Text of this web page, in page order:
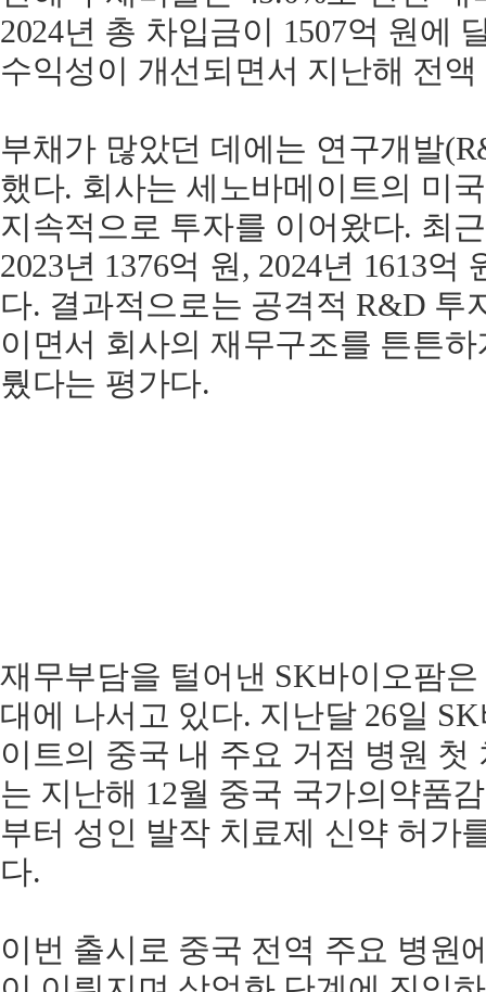
2024년 총 차입금이 1507억 원에
수익성이 개선되면서 지난해 전
부채가 많았던 데에는 연구개발
했다. 회사는 세노바메이트의 미
지속적으로 투자를 이어왔다. 최
2023년 1376억 원, 2024년 1613억
다. 결과적으로는 공격적 R&D 투
이면서 회사의 재무구조를 튼튼
뤘다는 평가다.
재무부담을 털어낸 SK바이오팜
대에 나서고 있다. 지난달 26일
이트의 중국 내 주요 거점 병원 첫
는 지난해 12월 중국 국가의약품
부터 성인 발작 치료제 신약 허가
다.
이번 출시로 중국 전역 주요 병원